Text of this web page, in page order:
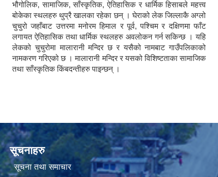
भौगोलिक, सामाजिक, साँस्कृतिक, ऐतिहासिक र धार्मिक हिसाबले महत्त्व
बोकेका स्थलहरु थुप्रै खालका रहेका छन् । घेराको लेक जिल्लाकै अग्लो
चुचुरो जहाँबाट उत्तरमा मनोरम हिमाल र पूर्व, पश्चिम र दक्षिणमा फाँट
लगायत ऐतिहासिक तथा धार्मिक स्थलहरु अवलोकन गर्न सकिन्छ । यहि
लेकको चुचुरोमा मालारानी मन्दिर छ र यसैको नामबाट गाउँपलिकाको
नामकरण गरिएको छ । मालारानी मन्दिर र यसको विशिष्टताका सामाजिक
तथा साँस्कृतिक किंबदन्तीहरु पाइन्छन् ।
सूचनाहरु
सूचना तथा समाचार